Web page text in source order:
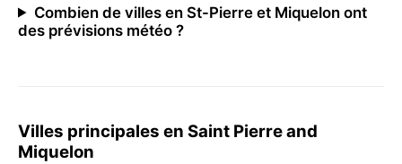
Combien de villes en St-Pierre et Miquelon ont
des prévisions météo ?
Villes principales en Saint Pierre and
Miquelon